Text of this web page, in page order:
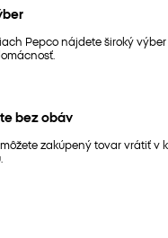
Pepco nájdete široký výber
bez obáv
zakúpený tovar vrátiť v